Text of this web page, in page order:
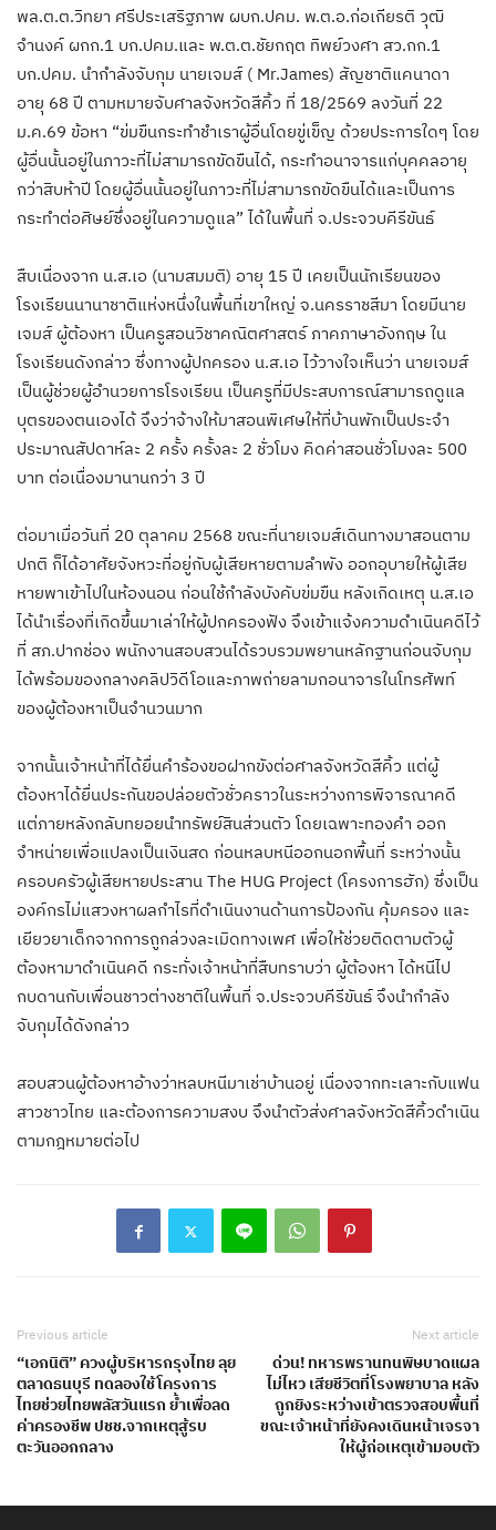
พล.ต.ต.วิทยา ศรีประเสริฐภาพ ผบก.ปคม. พ.ต.อ.ก่อเกียรติ วุฒิ
จำนงค์ ผกก.1 บก.ปคม.และ พ.ต.ต.ชัยกฤต ทิพย์วงศา สว.กก.1
บก.ปคม. นำกำลังจับกุม นายเจมส์ ( Mr.James) สัญชาติแคนาดา
อายุ 68 ปี ตามหมายจับศาลจังหวัดสีคิ้ว ที่ 18/2569 ลงวันที่ 22
ม.ค.69 ข้อหา “ข่มขืนกระทำชำเราผู้อื่นโดยขู่เข็ญ ด้วยประการใดๆ โดย
ผู้อื่นนั้นอยู่ในภาวะที่ไม่สามารถขัดขืนได้, กระทำอนาจารแก่บุคคลอายุ
กว่าสิบห้าปี โดยผู้อื่นนั้นอยู่ในภาวะที่ไม่สามารถขัดขืนได้และเป็นการ
กระทำต่อศิษย์ซึ่งอยู่ในความดูแล” ได้ในพื้นที่ จ.ประจวบคีรีขันธ์
สืบเนื่องจาก น.ส.เอ (นามสมมติ) อายุ 15 ปี เคยเป็นนักเรียนของ
โรงเรียนนานาชาติแห่งหนึ่งในพื้นที่เขาใหญ่ จ.นครราชสีมา โดยมีนาย
เจมส์ ผู้ต้องหา เป็นครูสอนวิชาคณิตศาสตร์ ภาคภาษาอังกฤษ ใน
โรงเรียนดังกล่าว ซึ่งทางผู้ปกครอง น.ส.เอ ไว้วางใจเห็นว่า นายเจมส์
เป็นผู้ช่วยผู้อำนวยการโรงเรียน เป็นครูที่มีประสบการณ์สามารถดูแล
บุตรของตนเองได้ จึงว่าจ้างให้มาสอนพิเศษให้ที่บ้านพักเป็นประจำ
ประมาณสัปดาห์ละ 2 ครั้ง ครั้งละ 2 ชั่วโมง คิดค่าสอนชั่วโมงละ 500
บาท ต่อเนื่องมานานกว่า 3 ปี
ต่อมาเมื่อวันที่ 20 ตุลาคม 2568 ขณะที่นายเจมส์เดินทางมาสอนตาม
ปกติ ก็ได้อาศัยจังหวะที่อยู่กับผู้เสียหายตามลำพัง ออกอุบายให้ผู้เสีย
หายพาเข้าไปในห้องนอน ก่อนใช้กำลังบังคับข่มขืน หลังเกิดเหตุ น.ส.เอ
ได้นำเรื่องที่เกิดขึ้นมาเล่าให้ผู้ปกครองฟัง จึงเข้าแจ้งความดำเนินคดีไว้
ที่ สภ.ปากช่อง พนักงานสอบสวนได้รวบรวมพยานหลักฐานก่อนจับกุม
ได้พร้อมของกลางคลิปวิดีโอและภาพถ่ายลามกอนาจารในโทรศัพท์
ของผู้ต้องหาเป็นจำนวนมาก
จากนั้นเจ้าหน้าที่ได้ยื่นคำร้องขอฝากขังต่อศาลจังหวัดสีคิ้ว แต่ผู้
ต้องหาได้ยื่นประกันขอปล่อยตัวชั่วคราวในระหว่างการพิจารณาคดี
แต่ภายหลังกลับทยอยนำทรัพย์สินส่วนตัว โดยเฉพาะทองคำ ออก
จำหน่ายเพื่อแปลงเป็นเงินสด ก่อนหลบหนีออกนอกพื้นที่ ระหว่างนั้น
ครอบครัวผู้เสียหายประสาน The HUG Project (โครงการฮัก) ซึ่งเป็น
องค์กรไม่แสวงหาผลกำไรที่ดำเนินงานด้านการป้องกัน คุ้มครอง และ
เยียวยาเด็กจากการถูกล่วงละเมิดทางเพศ เพื่อให้ช่วยติดตามตัวผู้
ต้องหามาดำเนินคดี กระทั่งเจ้าหน้าที่สืบทราบว่า ผู้ต้องหา ได้หนีไป
กบดานกับเพื่อนชาวต่างชาติในพื้นที่ จ.ประจวบคีรีขันธ์ จึงนำกำลัง
จับกุมได้ดังกล่าว
สอบสวนผู้ต้องหาอ้างว่าหลบหนีมาเช่าบ้านอยู่ เนื่องจากทะเลาะกับแฟน
สาวชาวไทย และต้องการความสงบ จึงนำตัวส่งศาลจังหวัดสีคิ้วดำเนิน
ตามกฎหมายต่อไป
Previous article
“เอกนิติ” ควงผู้บริหารกรุงไทย ลุย
ตลาดธนบุรี ทดลองใช้โครงการ
ไทยช่วยไทยพลัสวันแรก ย้ำเพื่อลด
ค่าครองชีพ ปชช.จากเหตุสู้รบ
ตะวันออกกลาง
Next article
ด่วน! ทหารพรานทนพิษบาดแผล
ไม่ไหว เสียชีวิตที่โรงพยาบาล หลัง
ถูกยิงระหว่างเข้าตรวจสอบพื้นที่
ขณะเจ้าหน้าที่ยังคงเดินหน้าเจรจา
ให้ผู้ก่อเหตุเข้ามอบตัว